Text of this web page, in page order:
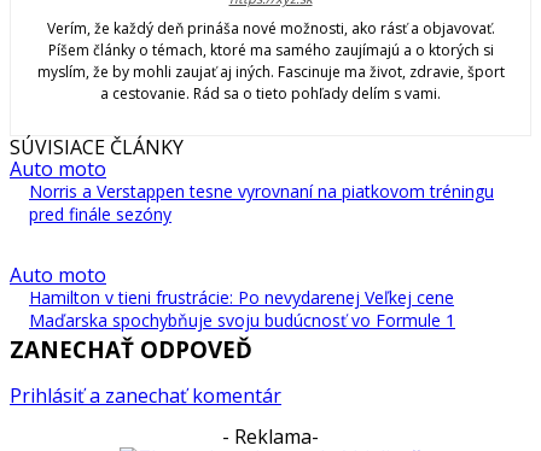
Verím, že každý deň prináša nové možnosti, ako rásť a objavovať.
Píšem články o témach, ktoré ma samého zaujímajú a o ktorých si
myslím, že by mohli zaujať aj iných. Fascinuje ma život, zdravie, šport
a cestovanie. Rád sa o tieto pohľady delím s vami.
SÚVISIACE ČLÁNKY
Auto moto
Norris a Verstappen tesne vyrovnaní na piatkovom tréningu
pred finále sezóny
Auto moto
Hamilton v tieni frustrácie: Po nevydarenej Veľkej cene
Maďarska spochybňuje svoju budúcnosť vo Formule 1
ZANECHAŤ ODPOVEĎ
Prihlásiť a zanechať komentár
- Reklama-